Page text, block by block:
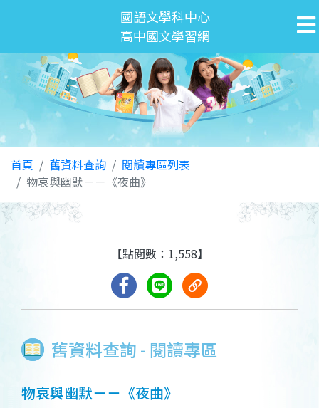
國語文學科中心
高中國文學習網
首頁 舊資料查詢
閱讀專區列表
物哀與幽默－－《夜曲》
舊資料查詢 - 閱讀專區
【點閱數：1,558】
物哀與幽默－－《夜曲》